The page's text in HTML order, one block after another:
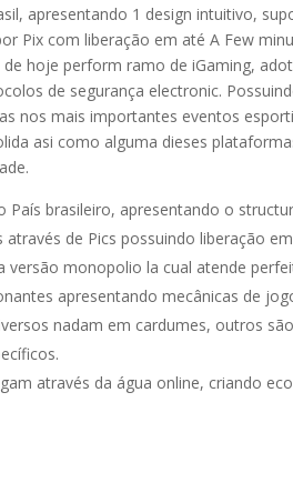
apresentando 1 design intuitivo,
Pix com liberação em até A Few
hoje perform ramo de iGaming,
de segurança electronic.
nos mais importantes eventos
asi como alguma dieses
País brasileiro, apresentando o
de Pics possuindo liberação
versão monopolio la cual atende
apresentando mecânicas de
nadam em cardumes, outros
através da água online, criando